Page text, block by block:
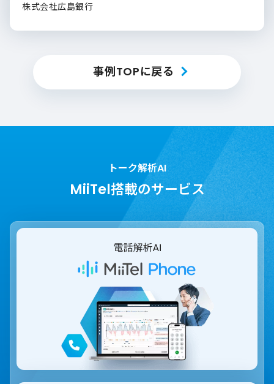
株式会社広島銀行
事例TOPに戻る
トーク解析AI
MiiTel搭載のサービス